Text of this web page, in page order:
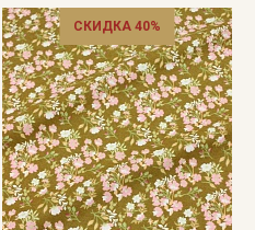
СКИДКА 40%